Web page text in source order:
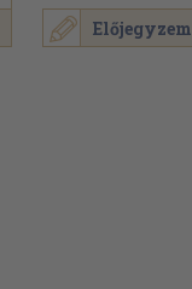
Előjegyzem